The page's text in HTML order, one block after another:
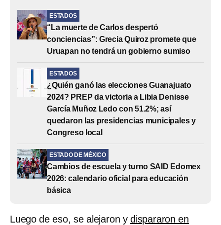
ESTADOS
“La muerte de Carlos despertó
conciencias”: Grecia Quiroz promete que
Uruapan no tendrá un gobierno sumiso
ESTADOS
¿Quién ganó las elecciones Guanajuato
2024? PREP da victoria a Libia Denisse
García Muñoz Ledo con 51.2%; así
quedaron las presidencias municipales y
Congreso local
ESTADO DE MÉXICO
Cambios de escuela y turno SAID Edomex
2026: calendario oficial para educación
básica
Luego de eso, se alejaron ydispararon en